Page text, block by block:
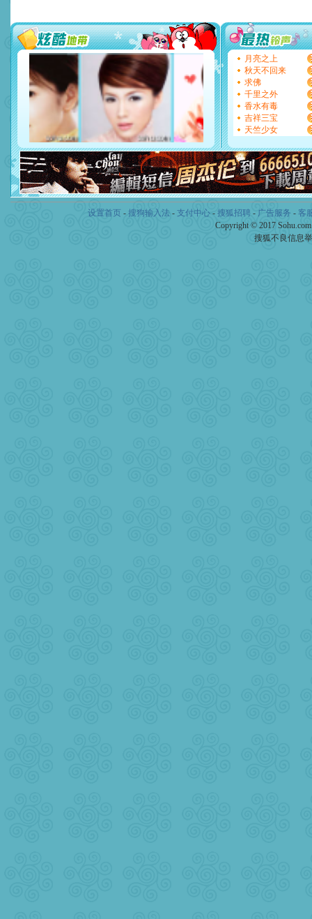
能正大光明地骚扰你,告诉
天都要快乐噢!
[圣诞节]
奉上一颗祝福的
如意,快乐,鲜花,一切美好
[元旦]
看到你我会触电；
断电。爱你是我职业，想
你是我专业！水晶之恋祝你
[元旦]
如果上天让我许三
起；二是再生再世和你在
离。水晶之恋祝你新年快乐
[元旦]当我狠下心扭头离去
泣，这痛楚让我明白我多
卖了。水晶之恋祝你新年快
[春节]风柔雨润好月圆，半
颜！冬去春来似水如烟，
道一声平安！新年吉祥万事
[春节]
传说薰衣草有四片
片叶子是希望，第三片叶
送你一棵薰衣草，愿你新年
月亮之上
秋天不回来
求佛
千里之外
香水有毒
吉祥三宝
天竺少女
设置首页 - 搜狗输入法 - 支付中心- 搜狐招聘- 广告服务 - 客
Copyright © 2017
搜狐不良信息